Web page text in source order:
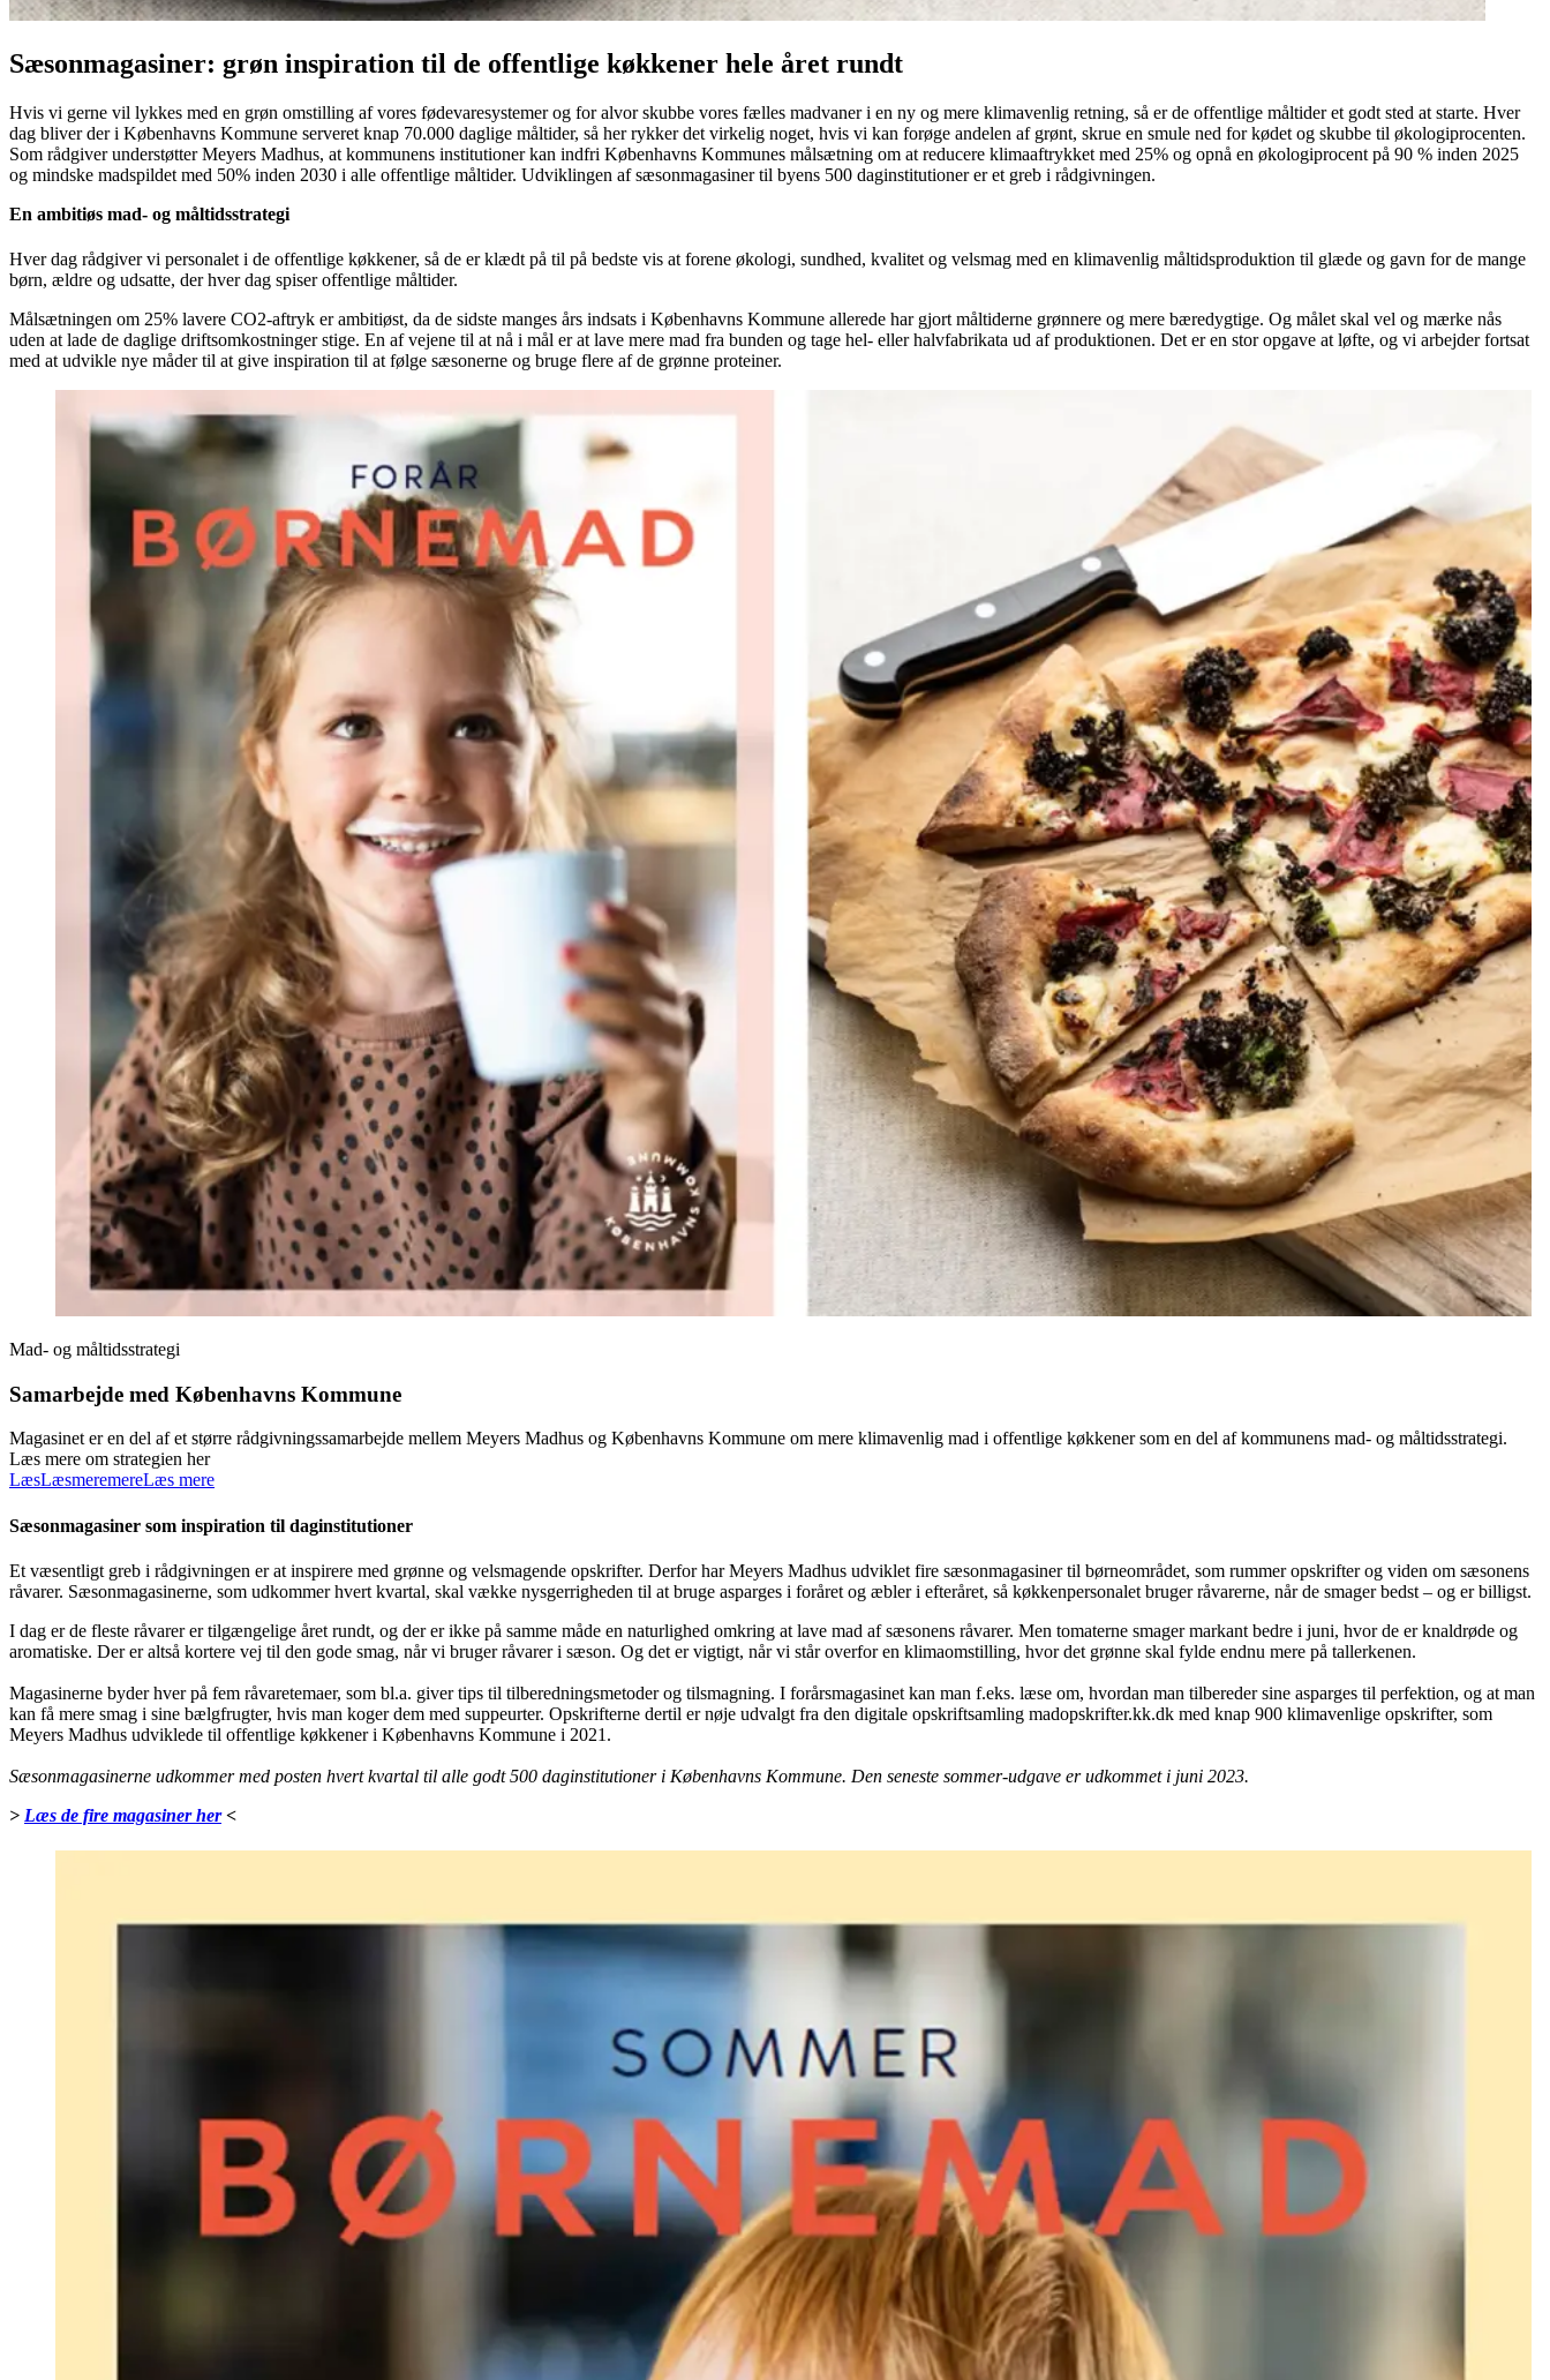
Sæsonmagasiner: grøn inspiration til de offentlige køkkener hele året rundt
Hvis vi gerne vil lykkes med en grøn omstilling af vores fødevaresystemer og for alvor skubbe vores fælles madvaner i en ny og mere klimavenlig retning, så er de offentlige måltider et godt sted at starte. Hver
dag bliver der i Københavns Kommune serveret knap 70.000 daglige måltider, så her rykker det virkelig noget, hvis vi kan forøge andelen af grønt, skrue en smule ned for kødet og skubbe til økologiprocenten.
Som rådgiver understøtter Meyers Madhus, at kommunens institutioner kan indfri Københavns Kommunes målsætning om at reducere klimaaftrykket med 25% og opnå en økologiprocent på 90 % inden 2025
og mindske madspildet med 50% inden 2030 i alle offentlige måltider. Udviklingen af sæsonmagasiner til byens 500 daginstitutioner er et greb i rådgivningen.
En ambitiøs mad- og måltidsstrategi
Hver dag rådgiver vi personalet i de offentlige køkkener, så de er klædt på til på bedste vis at forene økologi, sundhed, kvalitet og velsmag med en klimavenlig måltidsproduktion til glæde og gavn for de mange
børn, ældre og udsatte, der hver dag spiser offentlige måltider.
Målsætningen om 25% lavere CO2-aftryk er ambitiøst, da de sidste manges års indsats i Københavns Kommune allerede har gjort måltiderne grønnere og mere bæredygtige. Og målet skal vel og mærke nås
uden at lade de daglige driftsomkostninger stige. En af vejene til at nå i mål er at lave mere mad fra bunden og tage hel- eller halvfabrikata ud af produktionen. Det er en stor opgave at løfte, og vi arbejder fortsat
med at udvikle nye måder til at give inspiration til at følge sæsonerne og bruge flere af de grønne proteiner.
Mad- og måltidsstrategi
Samarbejde med Københavns Kommune
Magasinet er en del af et større rådgivningssamarbejde mellem Meyers Madhus og Københavns Kommune om mere klimavenlig mad i offentlige køkkener som en del af kommunens mad- og måltidsstrategi.
Læs mere om strategien her
LæsLæsmeremereLæs mere
Sæsonmagasiner som inspiration til daginstitutioner
Et væsentligt greb i rådgivningen er at inspirere med grønne og velsmagende opskrifter. Derfor har Meyers Madhus udviklet fire sæsonmagasiner til børneområdet, som rummer opskrifter og viden om sæsonens
råvarer. Sæsonmagasinerne, som udkommer hvert kvartal, skal vække nysgerrigheden til at bruge asparges i foråret og æbler i efteråret, så køkkenpersonalet bruger råvarerne, når de smager bedst – og er billigst.
I dag er de fleste råvarer er tilgængelige året rundt, og der er ikke på samme måde en naturlighed omkring at lave mad af sæsonens råvarer. Men tomaterne smager markant bedre i juni, hvor de er knaldrøde og
aromatiske. Der er altså kortere vej til den gode smag, når vi bruger råvarer i sæson. Og det er vigtigt, når vi står overfor en klimaomstilling, hvor det grønne skal fylde endnu mere på tallerkenen.
Magasinerne byder hver på fem råvaretemaer, som bl.a. giver tips til tilberedningsmetoder og tilsmagning. I forårsmagasinet kan man f.eks. læse om, hvordan man tilbereder sine asparges til perfektion, og at man
kan få mere smag i sine bælgfrugter, hvis man koger dem med suppeurter. Opskrifterne dertil er nøje udvalgt fra den digitale opskriftsamling madopskrifter.kk.dk med knap 900 klimavenlige opskrifter, som
Meyers Madhus udviklede til offentlige køkkener i Københavns Kommune i 2021.
Sæsonmagasinerne udkommer med posten hvert kvartal til alle godt 500 daginstitutioner i Københavns Kommune. Den seneste sommer-udgave er udkommet i juni 2023.
> Læs de fire magasiner her<